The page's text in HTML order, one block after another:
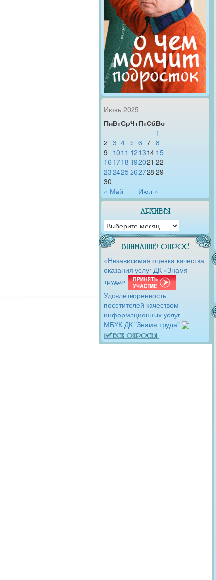
Июнь 2025
ПнВтСрЧтПтСбВс
« Май Июл »
1
2 3 4 5 6 7 8
9 1011 121314 15
16 1718 192021 22
232425 262728 29
30
АРХИВЫ
ВНИМАНИЕ! ОПРОС
«Независимая оценка качества
оказания услуг ДК «Знамя
труда»
Удовлетворенность
посетителей качеством
информационных услуг
МБУК ДК "Знамя труда"